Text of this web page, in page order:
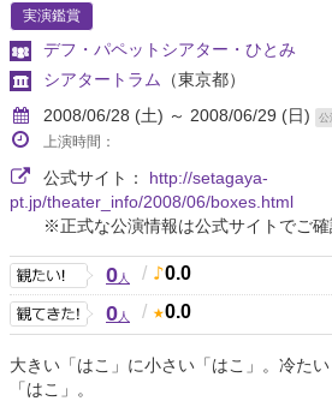
実演鑑賞
デフ・パペットシアター・ひとみ
シアタートラム
（東京都）
2008/06/28 (土) ～ 2008/06/29 (日)
公
上演時間：
公式サイト： http://setagaya-
pt.jp/theater_info/2008/06/boxes.html
※正式な公演情報は公式サイトでご確
0人 / 0.0
0人 / 0.0
大きい「はこ」に小さい「はこ」。冷た
「はこ」。